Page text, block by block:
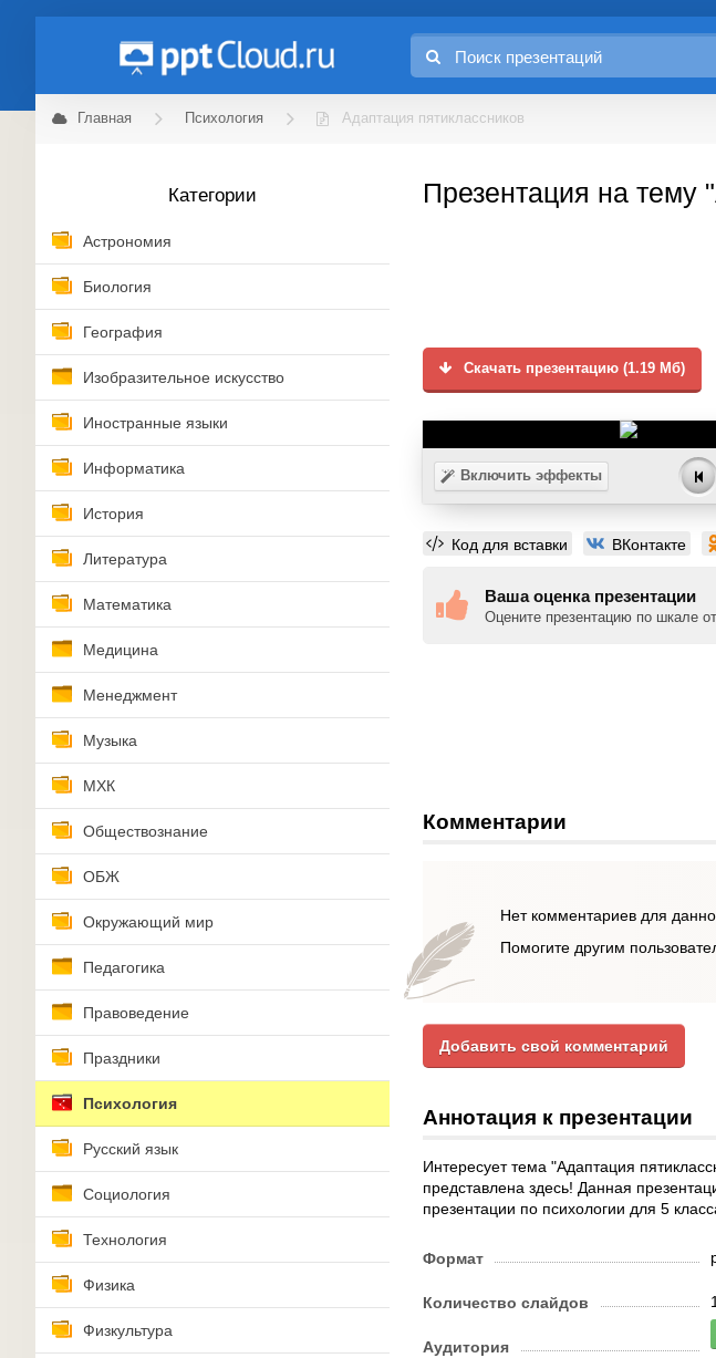
Главная Психология Адаптация пятиклассников
Категории
Астрономия
Биология
География
Изобразительное искусство
Иностранные языки
Информатика
История
Литература
Математика
Медицина
Менеджмент
Музыка
МХК
Обществознание
ОБЖ
Окружающий мир
Педагогика
Правоведение
Праздники
Психология
Русский язык
Социология
Технология
Физика
Физкультура
Презентация на тему
Скачать презентацию (1.19 Мб)
Включить эффекты
Код для вставки ВКонтакте
Ваша оценка презентации
Оцените презентацию по шкале
Комментарии
Нет комментариев для
Помогите другим
Добавить свой комментарий
Аннотация к презентации
Интересует тема "Адаптация
представлена здесь! Данная
презентации по психологии для 5
Формат
Количество слайдов
Аудитория